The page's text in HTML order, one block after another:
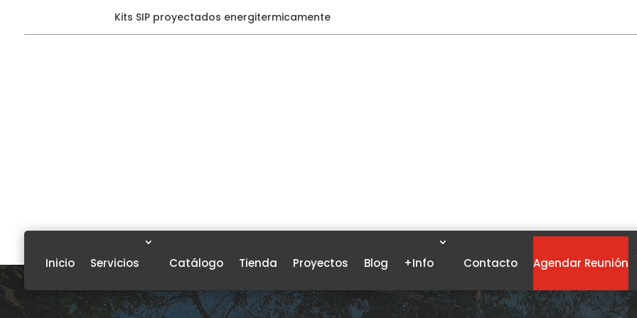
Kits SIP proyectados energitermicamente
Inicio Servicios Catálogo Tienda Proyectos Blog +Info Contacto Agendar Reunión